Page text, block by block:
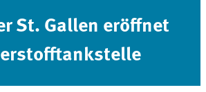
St. Gallen eröffnet